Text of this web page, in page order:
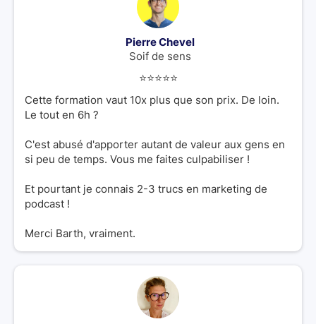
Pierre Chevel
Soif de sens
⭐️⭐️⭐️⭐️⭐️
Cette formation vaut 10x plus que son prix. De loin.
Le tout en 6h ?
C'est abusé d'apporter autant de valeur aux gens en
si peu de temps. Vous me faites culpabiliser !
Et pourtant je connais 2-3 trucs en marketing de
podcast !
Merci Barth, vraiment.